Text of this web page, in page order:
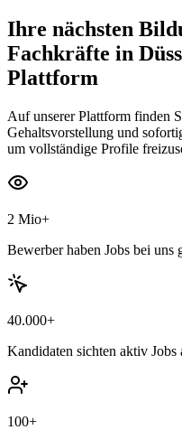
Ihre nächsten
Fachkräfte in
Plattform
Auf unserer Plattform finden
Gehaltsvorstellung und
um vollständige Profile
2 Mio+
Bewerber haben Jobs bei uns
40.000+
Kandidaten sichten aktiv Jobs
100+